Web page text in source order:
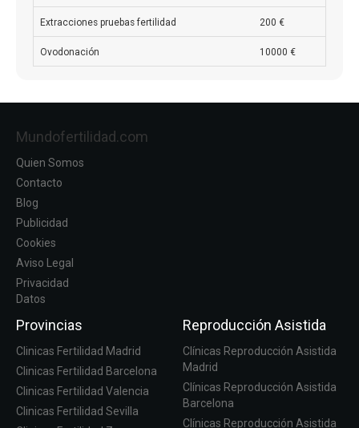
Extracciones pruebas fertilidad 200 €
Ovodonación 10000 €
Mundofertilidad.com
Quien Somos
Contacto
Blog
Publicidad
Cookies
Aviso Legal
Privacidad
Datos
Provincias
Clinicas Fertilidad Madrid
Clinicas Fertilidad Barcelona
Clinicas Fertilidad Valencia
Clinicas Fertilidad Sevilla
Reproducción Asistida
Clínicas Reproducción Asistida
Madrid
Clínicas Reproducción Asistida
Barcelona
Clínicas Reproducción Asistida